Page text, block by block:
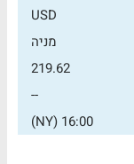
USD
מניה
219.62
--
16:00 (NY)